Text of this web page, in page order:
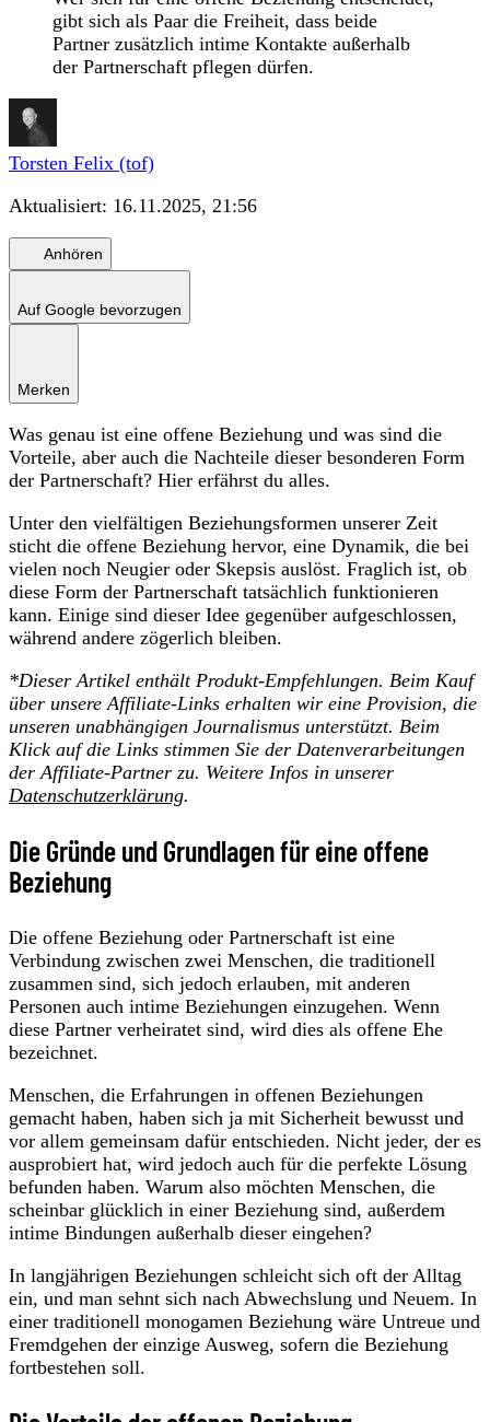
gibt sich als Paar die Freiheit, dass beide
Partner zusätzlich intime Kontakte außerhalb
der Partnerschaft pflegen dürfen.
Torsten Felix (tof)
Aktualisiert: 16.11.2025, 21:56
Anhören
Auf Google bevorzugen
Merken
Was genau ist eine offene Beziehung und was sind die
Vorteile, aber auch die Nachteile dieser besonderen Form
der Partnerschaft? Hier erfährst du alles.
Unter den vielfältigen Beziehungsformen unserer Zeit
sticht die offene Beziehung hervor, eine Dynamik, die bei
vielen noch Neugier oder Skepsis auslöst. Fraglich ist, ob
diese Form der Partnerschaft tatsächlich funktionieren
kann. Einige sind dieser Idee gegenüber aufgeschlossen,
während andere zögerlich bleiben.
*Dieser Artikel enthält Produkt-Empfehlungen. Beim Kauf
über unsere Affiliate-Links erhalten wir eine Provision, die
unseren unabhängigen Journalismus unterstützt. Beim
Klick auf die Links stimmen Sie der Datenverarbeitungen
der Affiliate-Partner zu. Weitere Infos in unserer
Datenschutzerklärung.
Die Gründe und Grundlagen für eine offene
Beziehung
Die offene Beziehung oder Partnerschaft ist eine
Verbindung zwischen zwei Menschen, die traditionell
zusammen sind, sich jedoch erlauben, mit anderen
Personen auch intime Beziehungen einzugehen. Wenn
diese Partner verheiratet sind, wird dies als offene Ehe
bezeichnet.
Menschen, die Erfahrungen in offenen Beziehungen
gemacht haben, haben sich ja mit Sicherheit bewusst und
vor allem gemeinsam dafür entschieden. Nicht jeder, der es
ausprobiert hat, wird jedoch auch für die perfekte Lösung
befunden haben. Warum also möchten Menschen, die
scheinbar glücklich in einer Beziehung sind, außerdem
intime Bindungen außerhalb dieser eingehen?
In langjährigen Beziehungen schleicht sich oft der Alltag
ein, und man sehnt sich nach Abwechslung und Neuem. In
einer traditionell monogamen Beziehung wäre Untreue und
Fremdgehen der einzige Ausweg, sofern die Beziehung
fortbestehen soll.